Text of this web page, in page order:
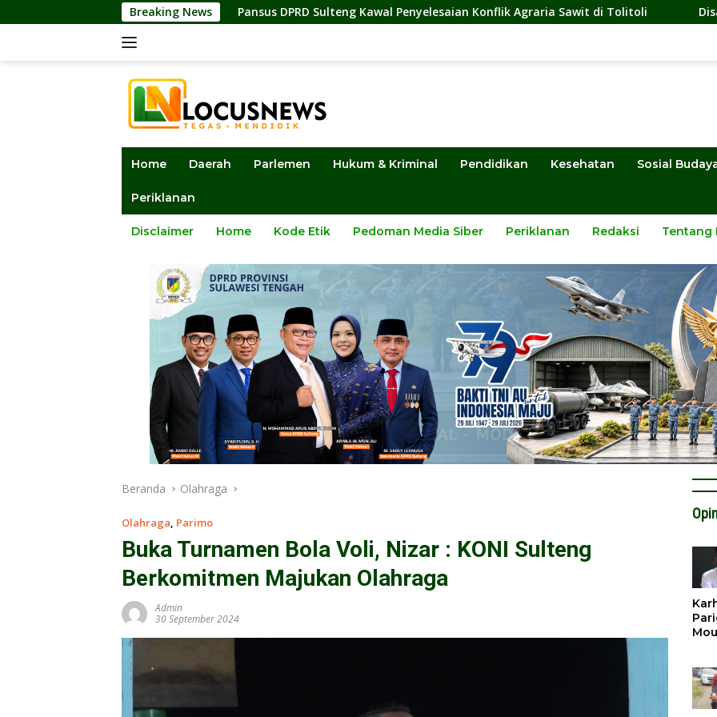
ke
Breaking News
Pansus DPRD Sulteng Kawal Penyelesaian Konflik Agraria Sawit di Tolitoli Disanksi Dinas ESDM,
Home Daerah Parlemen Hukum & Kriminal Pendidikan Kesehatan Sosial
Periklanan
Disclaimer Home Kode Etik Pedoman Media Siber Periklanan Redaksi Tentang
Beranda Olahraga
Olahraga, Parimo
Buka Turnamen Bola Voli, Nizar : KONI Sulteng
Berkomitmen Majukan Olahraga
Admin
30 September 2024